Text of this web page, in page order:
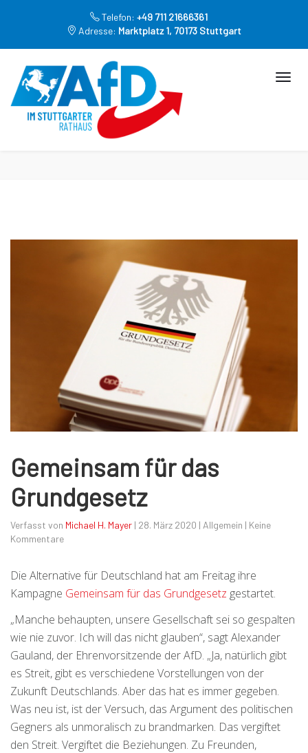
Telefon: +49 711 21666361
Adresse: Marktplatz 1, 70173 Stuttgart
Gemeinsam für das
Grundgesetz
Verfasst von Michael H. Mayer | 28. März 2020 | Allgemein | Keine
Kommentare
Die Alternative für Deutschland hat am Freitag ihre
Kampagne Gemeinsam für das Grundgesetz gestartet.
„Manche behaupten, unsere Gesellschaft sei so gespalten
wie nie zuvor. Ich will das nicht glauben“, sagt Alexander
Gauland, der Ehrenvorsitzende der AfD. „Ja, natürlich gibt
es Streit, gibt es verschiedene Vorstellungen von der
Zukunft Deutschlands. Aber das hat es immer gegeben.
Was neu ist, ist der Versuch, das Argument des politischen
Gegners als unmoralisch zu brandmarken. Das vergiftet
den Streit. Vergiftet die Beziehungen. Zu Freunden,